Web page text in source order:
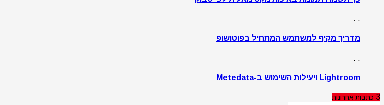
. .
מדריך מקיף למשתמש המתחיל בפוטושופ
. .
Lightroom ויעילות השימוש ב-Metedata
3 כתבות אחרונות